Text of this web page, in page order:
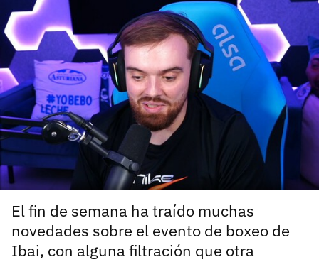
El fin de semana ha traído muchas
novedades sobre el evento de boxeo de
Ibai, con alguna filtración que otra
¿Todavía no tienes cuenta?
Regístrate gratis
El inicio de sesión con Facebook ya no está
disponible, pero puedes seguir usando tu cuenta
de 3DJuegos:
Recupera tu acceso con Facebook
carácter inicial), pero no mayúsculas, espacios, tildes
o caracteres especiales.
He leído y acepto la politica de privacidad y
de participación
Registrarse en 3DJuegos
¿Ya tienes cuenta?